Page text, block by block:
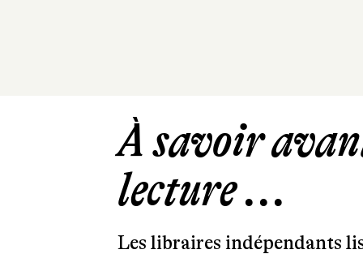
À savoir
lecture ...
Les libraires indépendants